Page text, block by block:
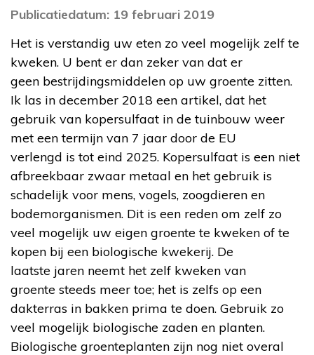
Publicatiedatum: 19 februari 2019
Het is verstandig uw eten zo veel mogelijk zelf te
kweken. U bent er dan zeker van dat er
geen bestrijdingsmiddelen op uw groente zitten.
Ik las in december 2018 een artikel, dat het
gebruik van kopersulfaat in de tuinbouw weer
met een termijn van 7 jaar door de EU
verlengd is tot eind 2025. Kopersulfaat is een niet
afbreekbaar zwaar metaal en het gebruik is
schadelijk voor mens, vogels, zoogdieren en
bodemorganismen. Dit is een reden om zelf zo
veel mogelijk uw eigen groente te kweken of te
kopen bij een biologische kwekerij. De
laatste jaren neemt het zelf kweken van
groente steeds meer toe; het is zelfs op een
dakterras in bakken prima te doen. Gebruik zo
veel mogelijk biologische zaden en planten.
Biologische groenteplanten zijn nog niet overal